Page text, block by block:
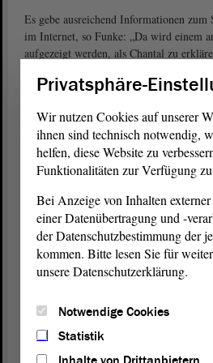
Es gebe ausreichend Informationen zum
im Internet, so Funke: „Da wird einem
aufgezeigt werden, als Chantal zu
Surrogate aus dem Ausland“. DerAntrag
Regelung (§ 219a StGB) geschaffen
Grüne: „Mein Körper, meine
Cornelia Lüddemann (BÜNDNIS 90/
sich dagegen, dass Ärztinnen und Ärzte
Schwangerschaftsabbrüche werben
zu steigern. Sie zeigte Unverständnis,
über die Leistung des Abbruchs nach §
kriminalisierten Ärzte und
deren Namen und Adressen, um andere
aufzustacheln, empörte sich die
Privatsphäre-
Wir nutzen Cookies auf unserer
ihnen sind technisch notwendig,
helfen, diese Website zu
Funktionalitäten zur Verfügung
Bei Anzeige von Inhalten
einer Datenübertragung und -
der Datenschutzbestimmung der
kommen. Bitte lesen Sie für
unsere Datenschutzerklärung.
Notwendige Cookies
Statistik